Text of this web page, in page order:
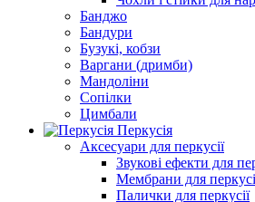
Банджо
Бандури
Бузукі, кобзи
Варгани (дримби)
Мандоліни
Сопілки
Цимбали
Перкусія
Аксесуари для перкусії
Звукові ефекти для
Мембрани для
Палички для перкусії